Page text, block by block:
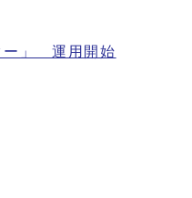
ー」 運用開始